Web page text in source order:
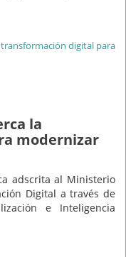
la
modernizar
adscrita al Ministerio
Digital a través de
e Inteligencia